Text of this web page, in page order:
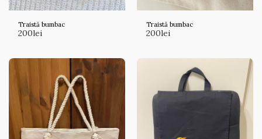
Traistă bumbac
200lei
Traistă bumbac
200lei